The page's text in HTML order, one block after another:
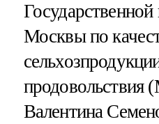
Москвы по
Валентина